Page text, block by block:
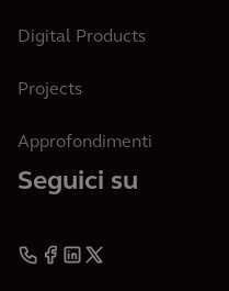
Digital Products
Projects
Approfondimenti
Seguici su